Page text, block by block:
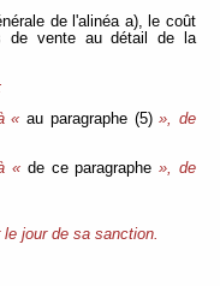
de l'alinéa a), le coût
de vente au détail de la
à «au paragraphe (5)», de
« de ce paragraphe », de
jour de sa sanction.